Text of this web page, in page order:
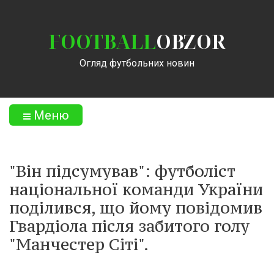
FOOTBALLOBZOR
Огляд футбольних новин
Меню
"Він підсумував": футболіст
національної команди України
поділився, що йому повідомив
Гвардіола після забитого голу
"Манчестер Сіті".